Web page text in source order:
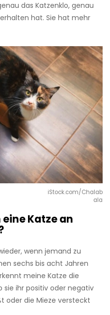
das Katzenklo, genau
hat. Sie hat mehr
iStock.com/Chalab
ala
Katze an
wenn jemand zu
sechs bis acht Jahren
meine Katze die
sie ihr positiv oder negativ
oder die Mieze versteckt